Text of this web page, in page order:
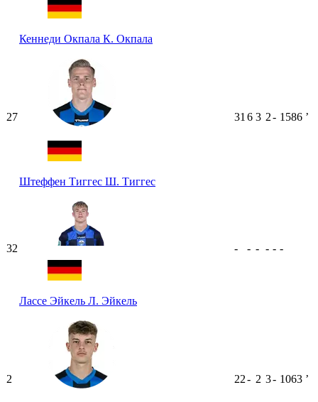
Кеннеди Окпала К. Окпала
27
Штеффен Тиггес Ш. Тиггес
31 6 3 2- 1586 ʼ
32
Лассе Эйкель Л. Эйкель
- - - - - -
2 22- 2 3- 1063 ʼ